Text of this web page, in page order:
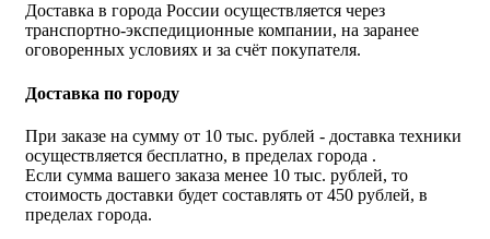
Доставка в города России осуществляется через
транспортно-экспедиционные компании, на заранее
оговоренных условиях и за счёт покупателя.
Доставка по городу
При заказе на сумму от 10 тыс. рублей - доставка техники
осуществляется бесплатно, в пределах города .
Если сумма вашего заказа менее 10 тыс. рублей, то
стоимость доставки будет составлять от 450 рублей, в
пределах города.